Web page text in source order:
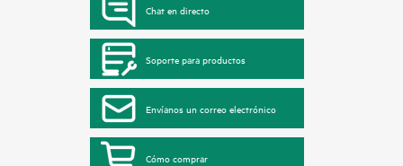
Chat en directo
Soporte para productos
Envíanos un correo electrónico
Cómo comprar